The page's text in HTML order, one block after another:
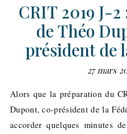
CRIT 2019 J-
de Théo
président de
27 mars
Alors que la préparation du CRIT bat son plein, Théo
Dupont, co-président de la
accorder quelques minutes